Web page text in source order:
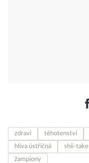
zdraví těhotenství
hlíva ústřičná
shii-take
žampiony